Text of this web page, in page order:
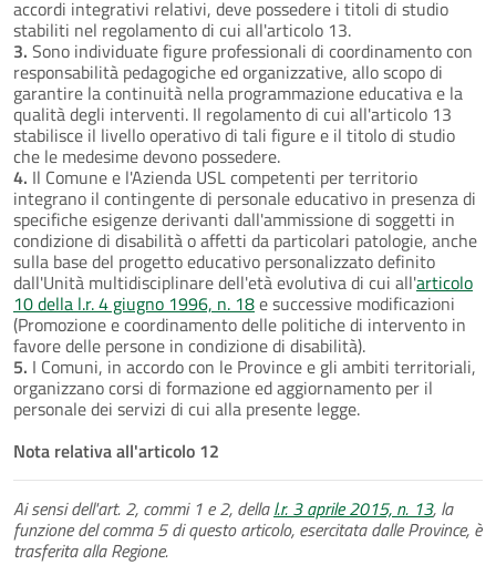
accordi integrativi relativi, deve possedere i titoli di studio
stabiliti nel regolamento di cui all'articolo 13.
3. Sono individuate figure professionali di coordinamento con
responsabilità pedagogiche ed organizzative, allo scopo di
garantire la continuità nella programmazione educativa e la
qualità degli interventi. Il regolamento di cui all'articolo 13
stabilisce il livello operativo di tali figure e il titolo di studio
che le medesime devono possedere.
4. Il Comune e l'Azienda USL competenti per territorio
integrano il contingente di personale educativo in presenza di
specifiche esigenze derivanti dall'ammissione di soggetti in
condizione di disabilità o affetti da particolari patologie, anche
sulla base del progetto educativo personalizzato definito
dall'Unità multidisciplinare dell'età evolutiva di cui all'articolo
10 della l.r. 4 giugno 1996, n. 18e successive modificazioni
(Promozione e coordinamento delle politiche di intervento in
favore delle persone in condizione di disabilità).
5. I Comuni, in accordo con le Province e gli ambiti territoriali,
organizzano corsi di formazione ed aggiornamento per il
personale dei servizi di cui alla presente legge.
Nota relativa all'articolo 12
Ai sensi dell'art. 2, commi 1 e 2, dellal.r. 3 aprile 2015, n. 13, la
funzione del comma 5 di questo articolo, esercitata dalle Province, è
trasferita alla Regione.